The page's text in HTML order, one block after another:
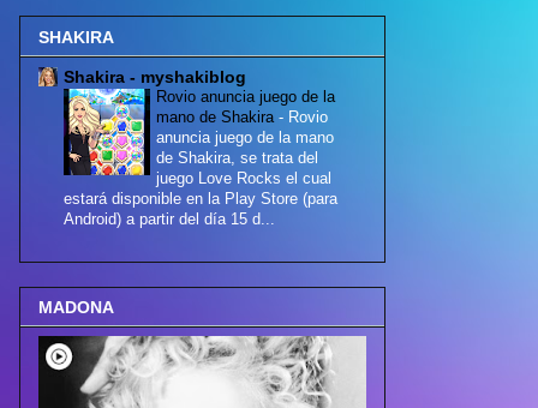
SHAKIRA
Shakira - myshakiblog
Rovio anuncia juego de la
mano de Shakira - Rovio
anuncia juego de la mano
de Shakira, se trata del
juego Love Rocks el cual
estará disponible en la Play Store (para
Android) a partir del día 15 d...
MADONA